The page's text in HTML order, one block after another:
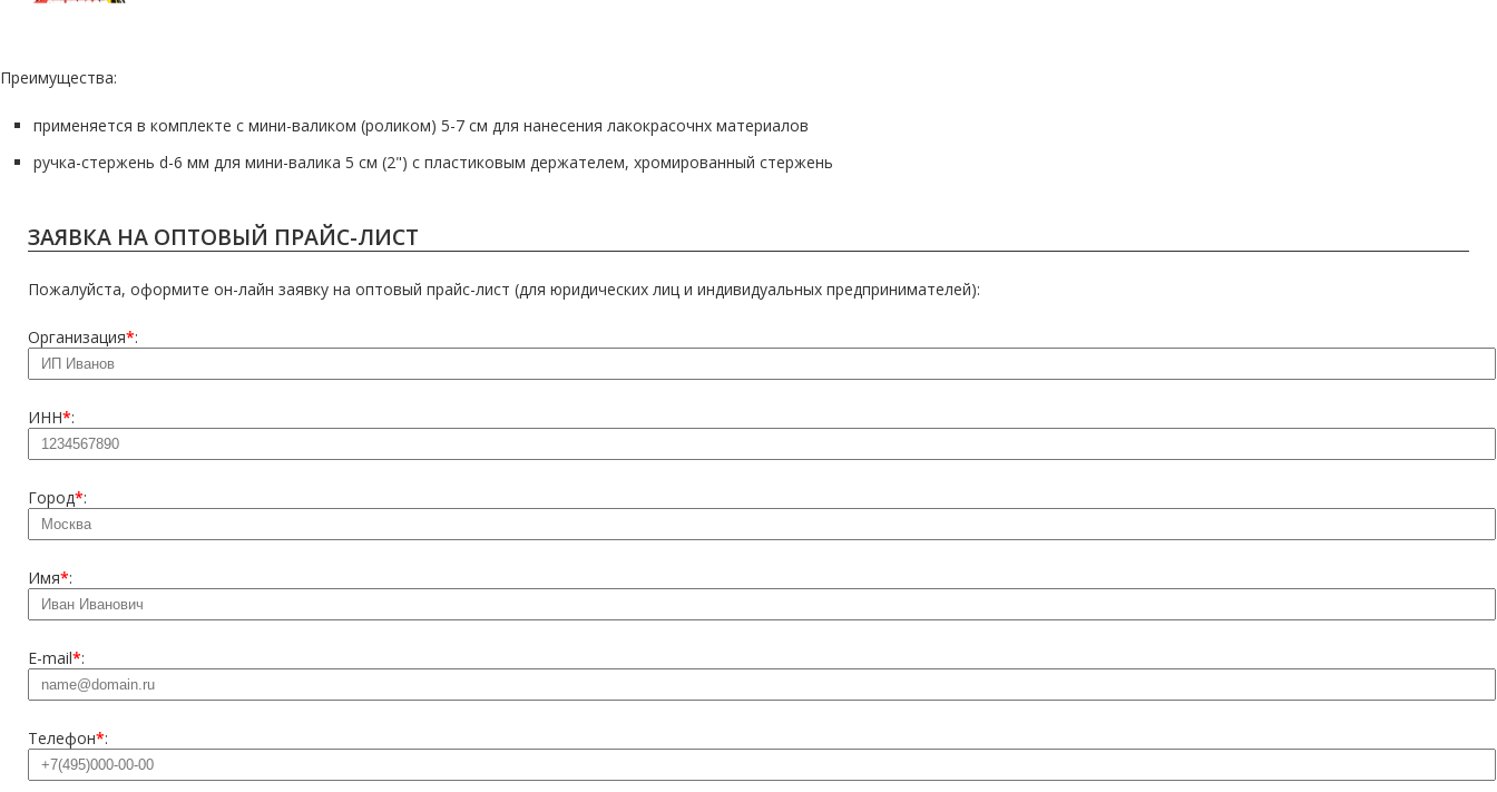
Преимущества:
применяется в комплекте с мини-валиком (роликом) 5-7 см для нанесения лакокрасочнх материалов
ручка-стержень d-6 мм для мини-валика 5 см (2") с пластиковым держателем, хромированный стержень
ЗАЯВКА НА ОПТОВЫЙ ПРАЙС-ЛИСТ
Пожалуйста, оформите он-лайн заявку на оптовый прайс-лист (для юридических лиц и индивидуальных предпринимателей):
Организация*:
ИНН*:
Город*:
Имя*:
E-mail*:
Телефон*: